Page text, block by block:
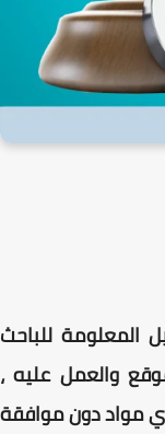
للباحث
والعمل عليه ،
مواد دون موافقة